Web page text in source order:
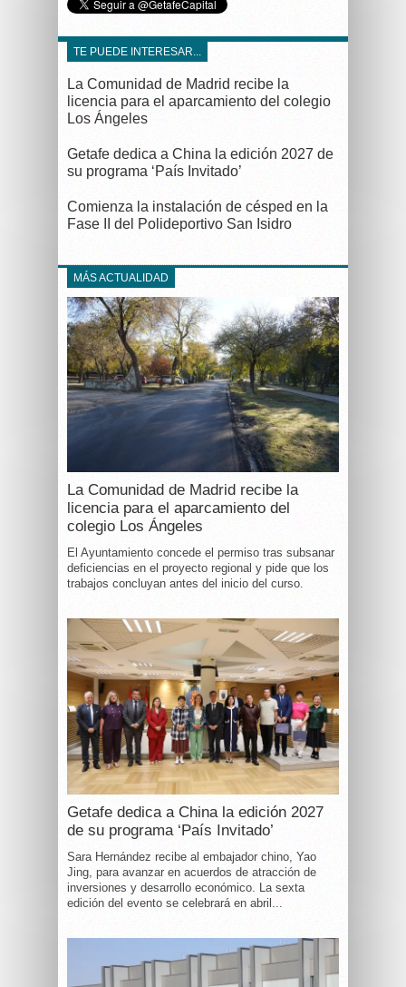
TE PUEDE INTERESAR...
La Comunidad de Madrid recibe la
licencia para el aparcamiento del colegio
Los Ángeles
Getafe dedica a China la edición 2027 de
su programa ‘País Invitado’
Comienza la instalación de césped en la
Fase II del Polideportivo San Isidro
MÁS ACTUALIDAD
La Comunidad de Madrid recibe la
licencia para el aparcamiento del
colegio Los Ángeles
El Ayuntamiento concede el permiso tras subsanar
deficiencias en el proyecto regional y pide que los
trabajos concluyan antes del inicio del curso.
Getafe dedica a China la edición 2027
de su programa ‘País Invitado’
Sara Hernández recibe al embajador chino, Yao
Jing, para avanzar en acuerdos de atracción de
inversiones y desarrollo económico. La sexta
edición del evento se celebrará en abril...